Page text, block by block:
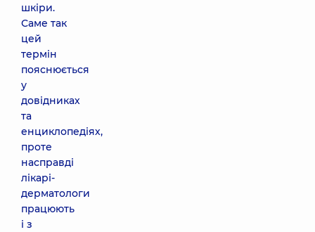
шкіри.
Саме так
цей
термін
пояснюється
у
довідниках
та
енциклопедіях,
проте
насправді
лікарі-
дерматологи
працюють
і з